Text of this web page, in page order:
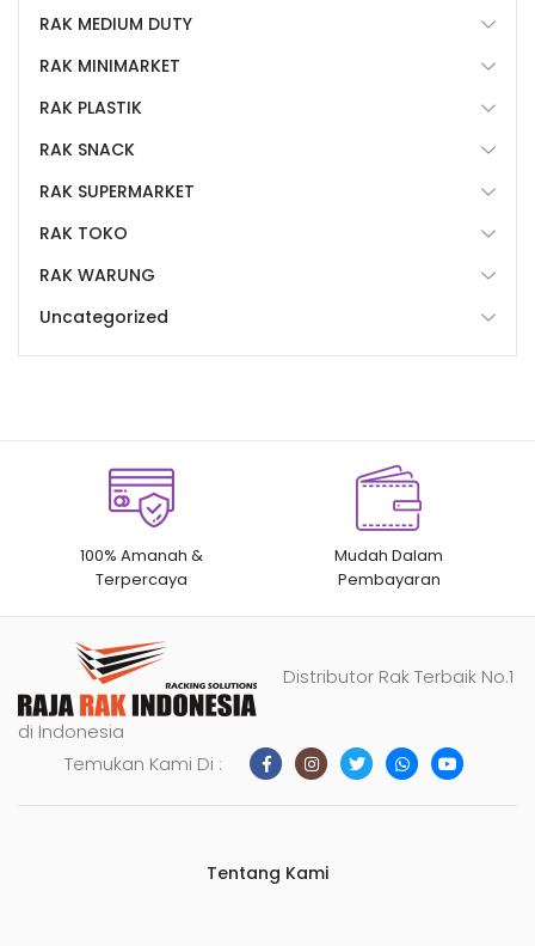
RAK MEDIUM DUTY
RAK MINIMARKET
RAK PLASTIK
RAK SNACK
RAK SUPERMARKET
RAK TOKO
RAK WARUNG
Uncategorized
100% Amanah &
Terpercaya
Mudah Dalam
Pembayaran
Distributor Rak Terbaik No.1
di Indonesia
Temukan Kami Di :
Tentang Kami